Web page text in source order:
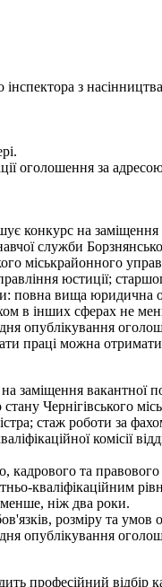
з насінництва
оголошення за
конкурс на
служби
міськрайонного
юстиції;
повна вища юридична
в інших сферах не
опублікування
праці можна отримати
заміщення вакантної
стану
стаж роботи за
комісії
кадрового та
кваліфікаційним
ніж два роки.
розміру та умов
опублікування
професійний